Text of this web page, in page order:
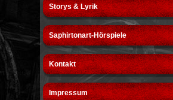
Storys & Lyrik
Saphirtonart-Hörspiele
Kontakt
Impressum